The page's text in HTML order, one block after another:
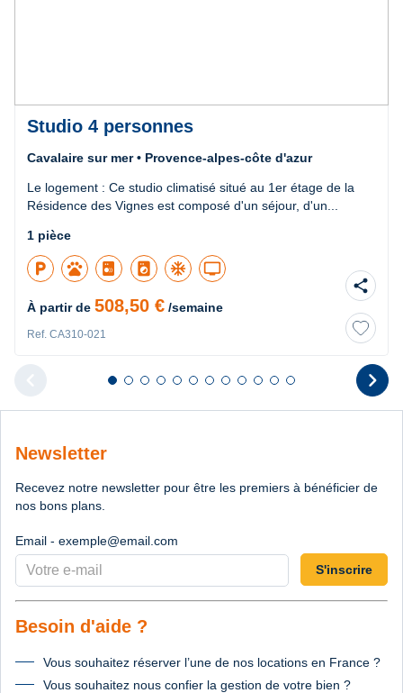
Diapositive
Studio 4 personnes
Cavalaire sur mer • Provence-alpes-côte d'azur
Le logement : Ce studio climatisé situé au 1er étage de la
Résidence des Vignes est composé d'un séjour, d'un...
1 pièce
local_parking pets local_laundry_service ac_unit tv
À partir de 508,50 € /semaine
Ref. CA310-021
share
chevron_right
Diapositive 1 sur 12
Diapositive 2 sur 12
Diapositive 3 sur 12
Diapositive 4 sur 12
Diapositive 5 sur 12
Diapositive 6 sur 12
Diapositive 7 sur 12
Diapositive 8 sur 12
Diapositive 9 sur 12
Diapositive 10 sur 12
Diapositive 11 sur 12
Diapositive 12 sur
Newsletter
Recevez notre newsletter pour être les premiers à bénéficier de
nos bons plans.
Email - exemple@email.com
S'inscrire
Besoin d'aide ?
Vous souhaitez réserver l’une de nos locations en France ?
Vous souhaitez nous confier la gestion de votre bien ?